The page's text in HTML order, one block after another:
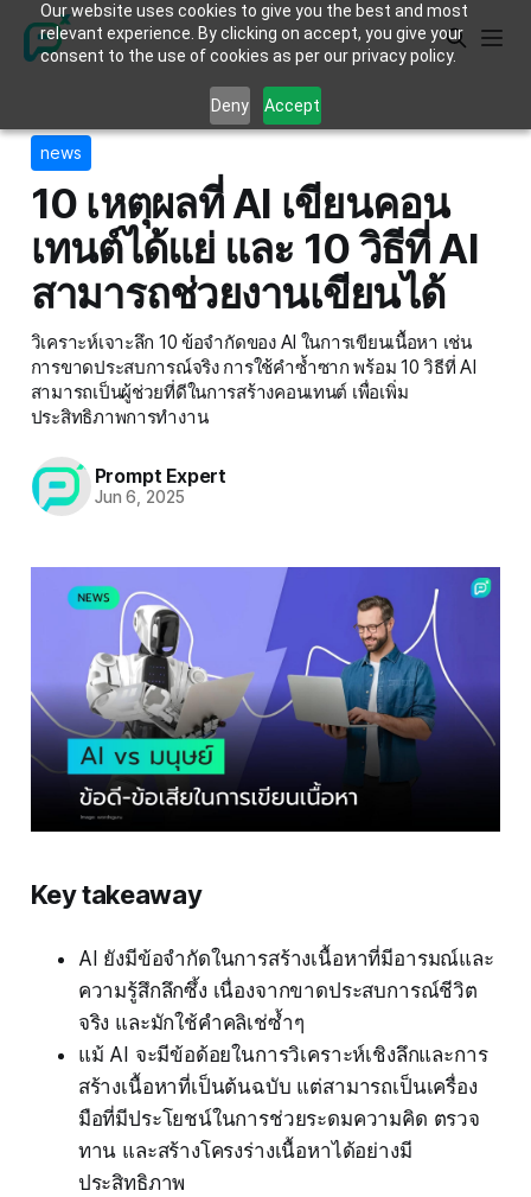
Our website uses cookies to give you the best and most
relevant experience. By clicking on accept, you give your
consent to the use of cookies as per our privacy policy.
Deny Accept
news
10 เหตุผลที่ AI เขียนคอน
เทนต์ได้แย่ และ 10 วิธีที่ AI
สามารถช่วยงานเขียนได้
วิเคราะห์เจาะลึก 10 ข้อจำกัดของ AI ในการเขียนเนื้อหา เช่น
การขาดประสบการณ์จริง การใช้คำซ้ำซาก พร้อม 10 วิธีที่ AI
สามารถเป็นผู้ช่วยที่ดีในการสร้างคอนเทนต์ เพื่อเพิ่ม
ประสิทธิภาพการทำงาน
Prompt Expert
Jun 6, 2025
Key takeaway
AI ยังมีข้อจำกัดในการสร้างเนื้อหาที่มีอารมณ์และ
ความรู้สึกลึกซึ้ง เนื่องจากขาดประสบการณ์ชีวิต
จริง และมักใช้คำคลิเช่ซ้ำๆ
แม้ AI จะมีข้อด้อยในการวิเคราะห์เชิงลึกและการ
สร้างเนื้อหาที่เป็นต้นฉบับ แต่สามารถเป็นเครื่อง
มือที่มีประโยชน์ในการช่วยระดมความคิด ตรวจ
ทาน และสร้างโครงร่างเนื้อหาได้อย่างมี
ประสิทธิภาพ